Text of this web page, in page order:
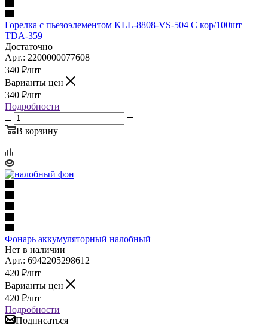
Горелка с пьезоэлементом KLL-8808-VS-504 C кор/100шт
TDA-359
Достаточно
Арт.: 2200000077608
340 ₽/шт
Варианты цен
340 ₽/шт
Подробности
В корзину
Фонарь аккумуляторный налобный
Нет в наличии
Арт.: 6942205298612
420 ₽/шт
Варианты цен
420 ₽/шт
Подробности
Подписаться